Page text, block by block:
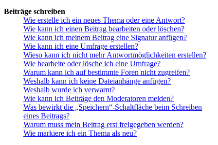
Beiträge schreiben
Wie erstelle ich ein neues Thema oder eine Antwort?
Wie kann ich einen Beitrag bearbeiten oder löschen?
Wie kann ich meinem Beitrag eine Signatur anfügen?
Wie kann ich eine Umfrage erstellen?
Wieso kann ich nicht mehr Antwortmöglichkeiten erstellen?
Wie bearbeite oder lösche ich eine Umfrage?
Warum kann ich auf bestimmte Foren nicht zugreifen?
Weshalb kann ich keine Dateianhänge anfügen?
Weshalb wurde ich verwarnt?
Wie kann ich Beiträge den Moderatoren melden?
Was bewirkt die „Speichern“-Schaltfläche beim Schreiben
eines Beitrags?
Warum muss mein Beitrag erst freigegeben werden?
Wie markiere ich ein Thema als neu?